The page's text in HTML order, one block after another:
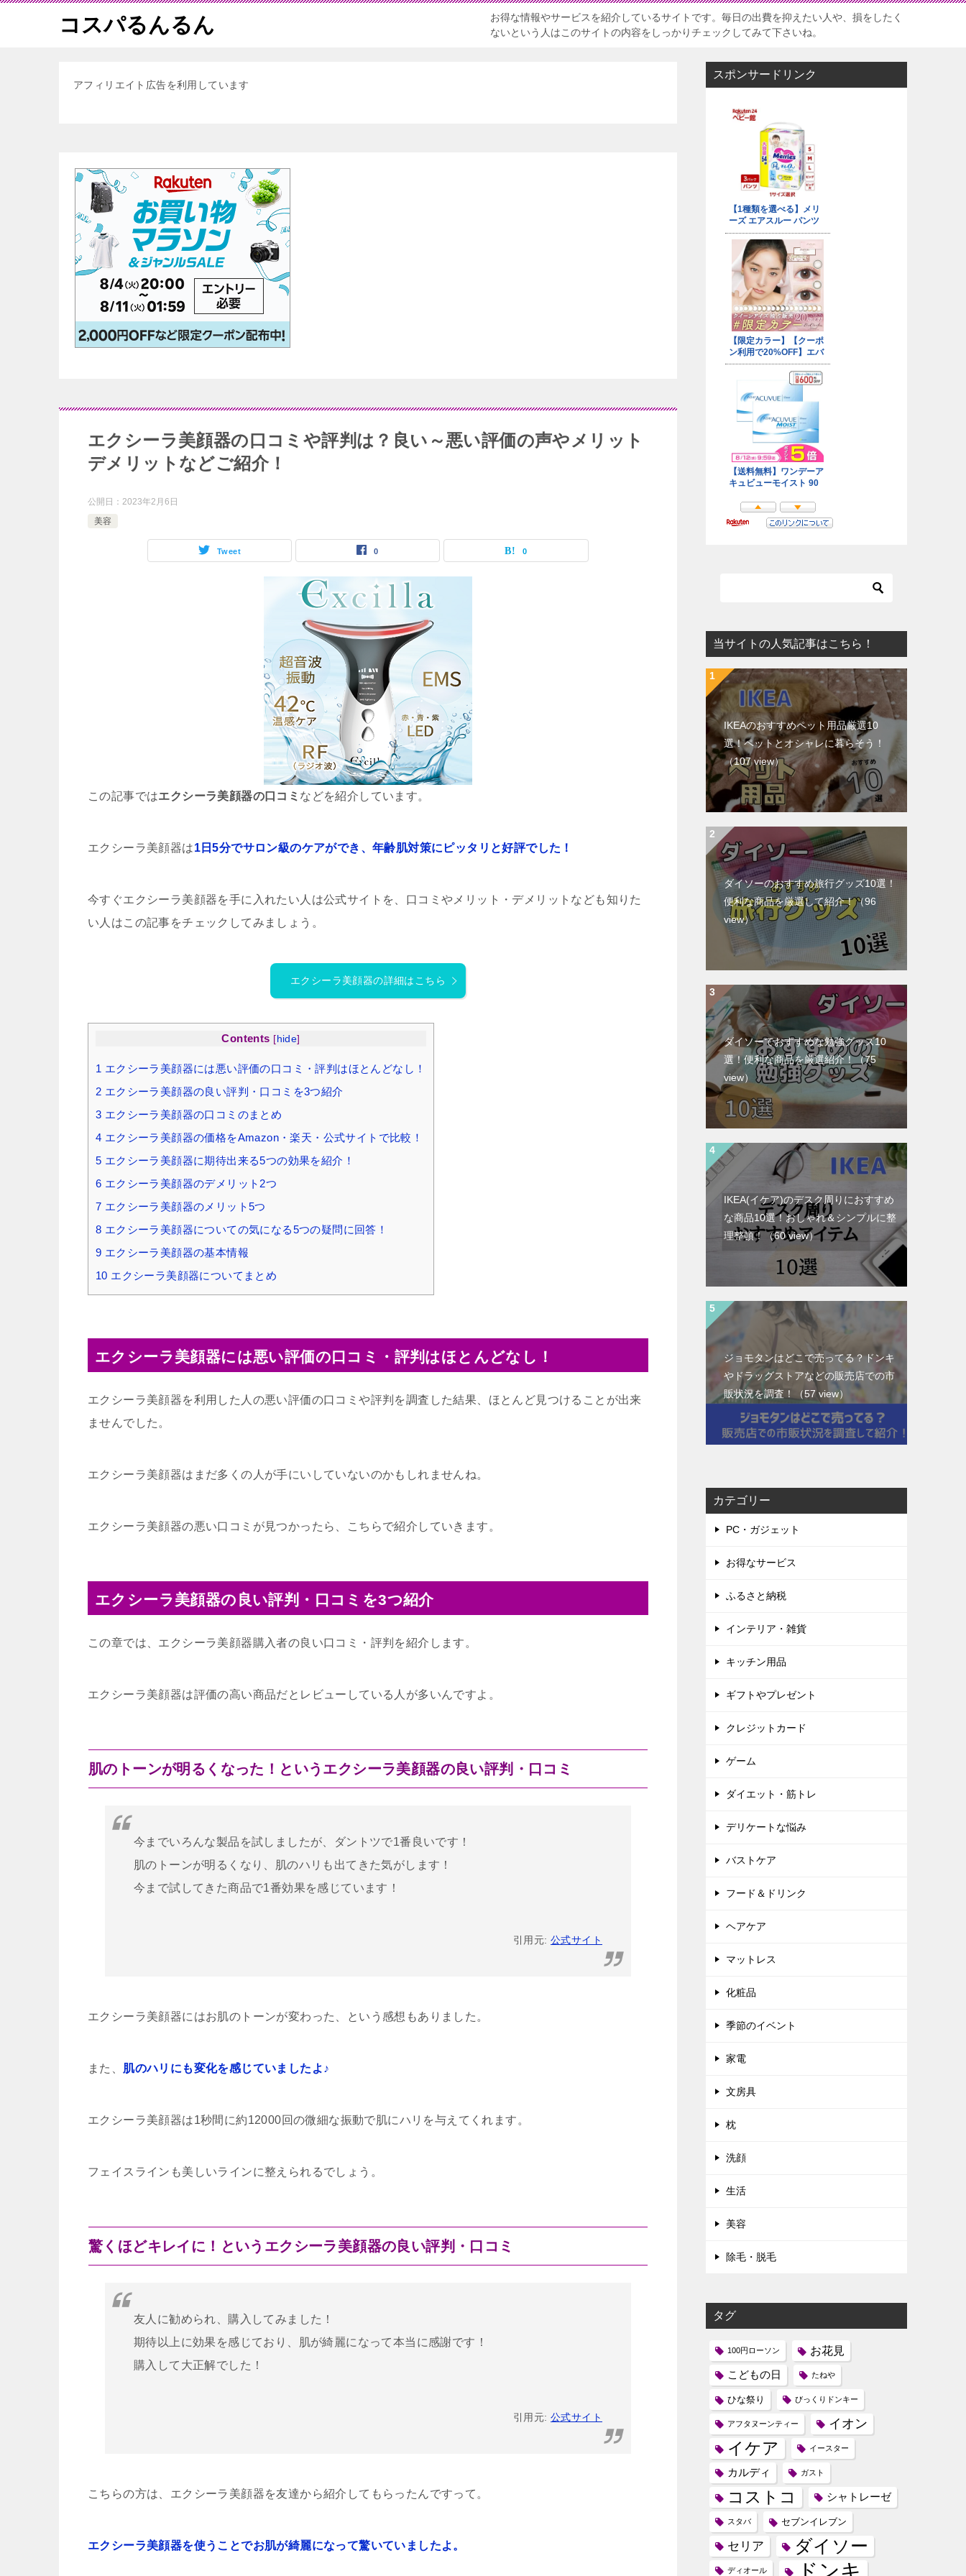
コスパるんるん
お得な情報やサービスを紹介しているサイトです。毎日の出費を抑えたい人や、損をしたく
ないという人はこのサイトの内容をしっかりチェックしてみて下さいね。
アフィリエイト広告を利用しています
エクシーラ美顔器の口コミや評判は？良い～悪い評価の声やメリット
デメリットなどご紹介！
公開日： 2023年2月6日
美容
Tweet 0 0
この記事ではエクシーラ美顔器の口コミ などを紹介しています。
エクシーラ美顔器は1日5分でサロン級のケアができ、年齢肌対策にピッタリと好評でした！
今すぐエクシーラ美顔器を手に入れたい人は公式サイトを、口コミやメリット・デメリットなども知りた
い人はこの記事をチェックしてみましょう。
エクシーラ美顔器の詳細はこちら
Contents [ hide]
1 エクシーラ美顔器には悪い評価の口コミ・評判はほとんどなし！
2 エクシーラ美顔器の良い評判・口コミを3つ紹介
3 エクシーラ美顔器の口コミのまとめ
4 エクシーラ美顔器の価格をAmazon・楽天・公式サイトで比較！
5 エクシーラ美顔器に期待出来る5つの効果を紹介！
6 エクシーラ美顔器のデメリット2つ
7 エクシーラ美顔器のメリット5つ
8 エクシーラ美顔器についての気になる5つの疑問に回答！
9 エクシーラ美顔器の基本情報
10 エクシーラ美顔器についてまとめ
エクシーラ美顔器には悪い評価の口コミ・評判はほとんどなし！
エクシーラ美顔器を利用した人の悪い評価の口コミや評判を調査した結果、ほとんど見つけることが出来
ませんでした。
エクシーラ美顔器はまだ多くの人が手にいしていないのかもしれませんね。
エクシーラ美顔器の悪い口コミが見つかったら、こちらで紹介していきます。
エクシーラ美顔器の良い評判・口コミを3つ紹介
この章では、エクシーラ美顔器購入者の良い口コミ・評判を紹介します。
エクシーラ美顔器は評価の高い商品だとレビューしている人が多いんですよ。
肌のトーンが明るくなった！というエクシーラ美顔器の良い評判・口コミ
今までいろんな製品を試しましたが、ダントツで1番良いです！
肌のトーンが明るくなり、肌のハリも出てきた気がします！
今まで試してきた商品で1番効果を感じています！
引用元: 公式サイト
エクシーラ美顔器にはお肌のトーンが変わった、という感想もありました。
また、 肌のハリにも変化を感じていましたよ♪
エクシーラ美顔器は1秒間に約12000回の微細な振動で肌にハリを与えてくれます。
フェイスラインも美しいラインに整えられるでしょう。
驚くほどキレイに！というエクシーラ美顔器の良い評判・口コミ
友人に勧められ、購入してみました！
期待以上に効果を感じており、肌が綺麗になって本当に感謝です！
購入して大正解でした！
引用元: 公式サイト
こちらの方は、エクシーラ美顔器を友達から紹介してもらったんですって。
エクシーラ美顔器を使うことでお肌が綺麗になって驚いていましたよ。
スポンサードリンク
当サイトの人気記事はこちら！
IKEAのおすすめペット用品厳選10
選！ペットとオシャレに暮らそう！
（107 view）
ダイソーのおすすめ旅行グッズ10選！
便利な商品を厳選して紹介！（96
view）
ダイソーでおすすめな勉強グッズ10
選！便利な商品を厳選紹介！（75
view）
IKEA(イケア)のデスク周りにおすすめ
な商品10選！おしゃれ＆シンプルに整
理整頓！ （60 view）
ジョモタンはどこで売ってる？ドンキ
やドラッグストアなどの販売店での市
販状況を調査！
（57 view）
カテゴリー
PC・ガジェット
お得なサービス
ふるさと納税
インテリア・雑貨
キッチン用品
ギフトやプレゼント
クレジットカード
ゲーム
ダイエット・筋トレ
デリケートな悩み
バストケア
フード＆ドリンク
ヘアケア
マットレス
化粧品
季節のイベント
家電
文房具
枕
洗顔
生活
美容
除毛・脱毛
タグ
100円ローソン お花見
こどもの日 たねや
ひな祭り びっくりドンキー
アフタヌーンティー イオン
イケア イースター
カルディ ガスト
コストコ シャトレーゼ
スタバ セブンイレブン
セリア ダイソー
ディオール ドンキ